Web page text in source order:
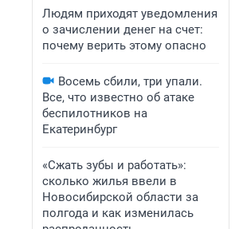
Людям приходят уведомления
о зачислении денег на счет:
почему верить этому опасно
Восемь сбили, три упали.
Все, что известно об атаке
беспилотников на
Екатеринбург
«Сжать зубы и работать»:
сколько жилья ввели в
Новосибирской области за
полгода и как изменилась